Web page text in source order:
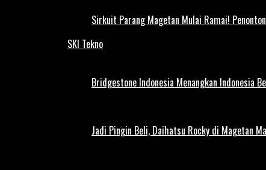
Sirkuit Parang Magetan Mulai Ramai!
SKI Tekno
Bridgestone Indonesia Menangkan Indonesia
Jadi Pingin Beli, Daihatsu Rocky di Magetan